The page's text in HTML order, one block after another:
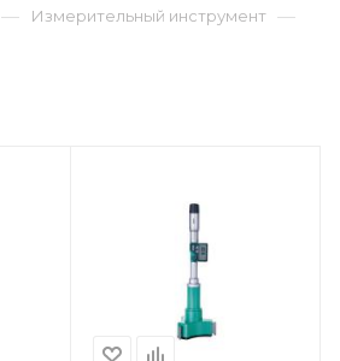
— Измерительный инструмент —